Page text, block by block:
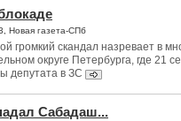
Новая газета-СПб
громкий скандал назревает в
округе Петербурга, где 21
депутата в ЗС
Сабадаш...